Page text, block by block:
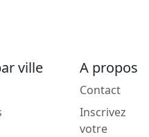
ville A propos
Contact
Inscrivez
votre